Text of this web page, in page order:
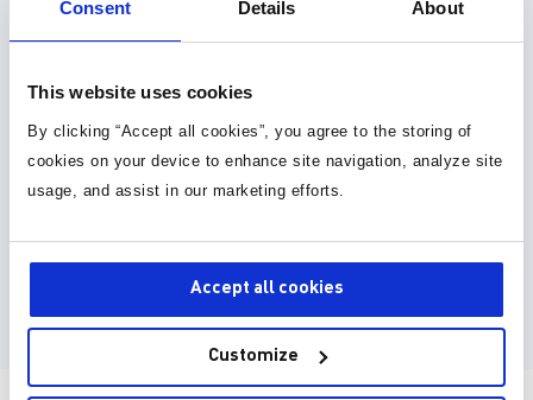
Consent Details About
This website uses cookies
By clicking “Accept all cookies”, you agree to the storing of
cookies on your device to enhance site navigation, analyze site
usage, and assist in our marketing efforts.
Accept all cookies
Customize
3D 模型 (15)
Please enter your email address and we will notify
you when it is released.
Submit Request